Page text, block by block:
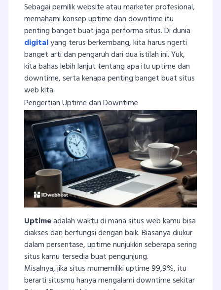
Sebagai pemilik website atau marketer profesional,
memahami konsep uptime dan downtime itu
penting banget buat jaga performa situs. Di dunia
digitalyang terus berkembang, kita harus ngerti
banget arti dan pengaruh dari dua istilah ini. Yuk,
kita bahas lebih lanjut tentang apa itu uptime dan
downtime, serta kenapa penting banget buat situs
web kita.
Pengertian Uptime dan Downtime
Uptimeadalah waktu di mana situs web kamu bisa
diakses dan berfungsi dengan baik. Biasanya diukur
dalam persentase, uptime nunjukkin seberapa sering
situs kamu tersedia buat pengunjung.
Misalnya, jika situs mumemiliki uptime 99,9%, itu
berarti situsmu hanya mengalami downtime sekitar